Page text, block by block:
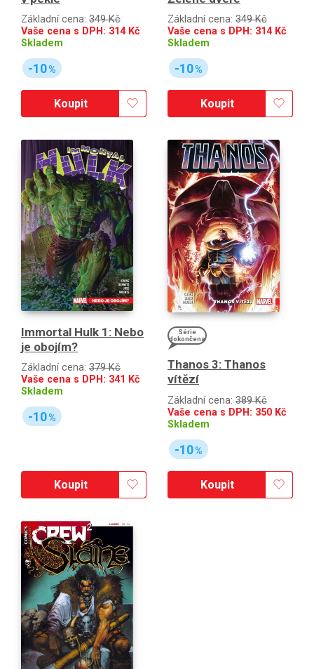
Základní cena: 349 Kč
Vaše cena s DPH: 314Kč
Skladem
-10%
Koupit
Základní cena: 349 Kč
Vaše cena s DPH: 314Kč
Skladem
-10%
Koupit
Immortal Hulk 1: Nebo
je obojím?
Základní cena: 379 Kč
Vaše cena s DPH: 341 Kč
Skladem
-10%
Koupit
Série
dokončena
Thanos 3: Thanos
vítězí
Základní cena: 389 Kč
Vaše cena s DPH: 350 Kč
Skladem
-10%
Koupit